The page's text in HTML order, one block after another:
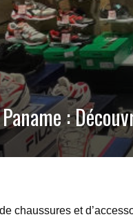
:
chaussures et